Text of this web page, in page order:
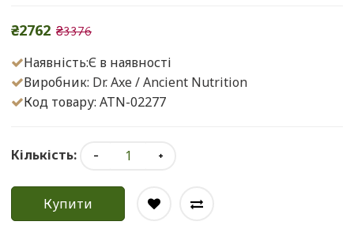
₴2762 ₴3376
Наявність:Є в наявності
Виробник: Dr. Axe / Ancient Nutrition
Код товару: ATN-02277
Кількість:
Купити